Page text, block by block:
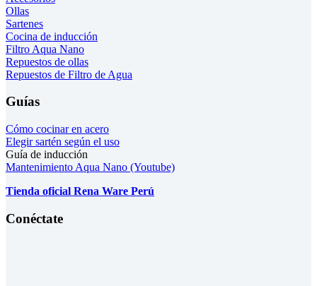
Ollas
Sartenes
Cocina de inducción
Filtro Aqua Nano
Repuestos de ollas
Repuestos de Filtro de Agua
Guías
Cómo cocinar en acero
Elegir sartén según el uso
Guía de inducción
Mantenimiento Aqua Nano (Youtube)
Tienda oficial Rena Ware Perú
Conéctate